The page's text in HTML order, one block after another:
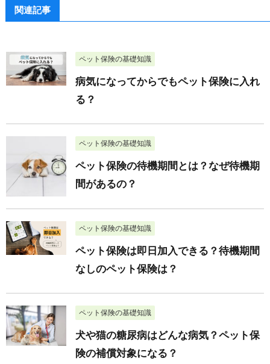
関連記事
ペット保険の基礎知識
病気になってからでもペット保険に入れ
る？
ペット保険の基礎知識
ペット保険の待機期間とは？なぜ待機期
間があるの？
ペット保険の基礎知識
ペット保険は即日加入できる？待機期間
なしのペット保険は？
ペット保険の基礎知識
犬や猫の糖尿病はどんな病気？ペット保
険の補償対象になる？